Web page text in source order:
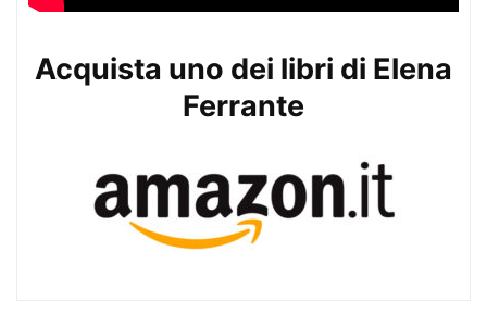
Acquista uno dei libri di Elena
Ferrante